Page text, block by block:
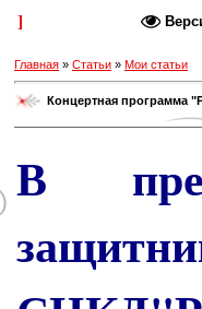
Каталог статей
Главная » Статьи » Мои статьи
Концертная программа
В